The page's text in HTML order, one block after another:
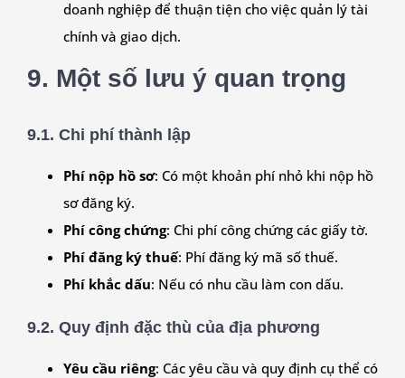
doanh nghiệp để thuận tiện cho việc quản lý tài
chính và giao dịch.
9. Một số lưu ý quan trọng
9.1. Chi phí thành lập
Phí nộp hồ sơ: Có một khoản phí nhỏ khi nộp hồ
sơ đăng ký.
Phí công chứng: Chi phí công chứng các giấy tờ.
Phí đăng ký thuế: Phí đăng ký mã số thuế.
Phí khắc dấu: Nếu có nhu cầu làm con dấu.
9.2. Quy định đặc thù của địa phương
Yêu cầu riêng: Các yêu cầu và quy định cụ thể có